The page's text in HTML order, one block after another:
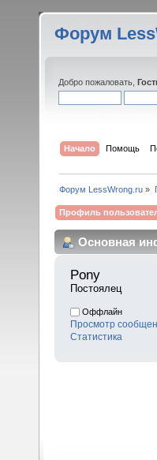
Форум
Добро пожаловать,
Начало Помощь
Форум LessWrong.ru »
Профиль
Основная
Pony
Постоялец
Оффлайн
Просмотр
Статистика